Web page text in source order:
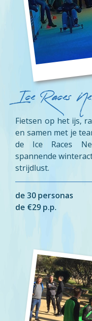
Ice Races
Fietsen op het ijs,
en samen met je
de Ice Races
spannende
strijdlust.